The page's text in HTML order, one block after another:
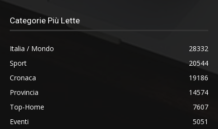
Categorie Più Lette
Italia / Mondo
28332
Sport
20544
Cronaca
19186
Provincia
14574
Top-Home
7607
Eventi
5051